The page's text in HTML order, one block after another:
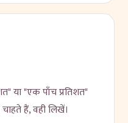
या "एक पाँच प्रतिशत"
हैं, वही लिखें।